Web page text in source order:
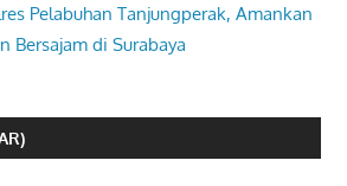
Pelabuhan Tanjungperak, Amankan
Bersajam di Surabaya